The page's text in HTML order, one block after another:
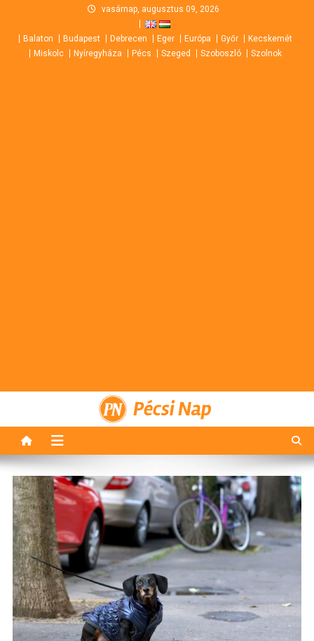
content
vasárnap, augusztus 09, 2026
Balaton Budapest Debrecen Eger Európa Győr
Kecskemét
Miskolc
Nyíregyháza Pécs Szeged Szoboszló Szolnok
Pécsi Nap